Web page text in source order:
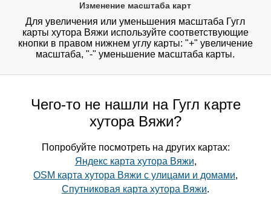
Изменение масштаба карт
Для увеличения или уменьшения масштаба Гугл
карты хутора Вяжи используйте соответствующие
кнопки в правом нижнем углу карты: "+" увеличение
масштаба, "-" уменьшение масштаба карты.
Чего-то не нашли на Гугл карте
хутора Вяжи?
Попробуйте посмотреть на других картах:
Яндекс карта хутора Вяжи,
OSM карта хутора Вяжи с улицами и домами,
Спутниковая карта хутора Вяжи.